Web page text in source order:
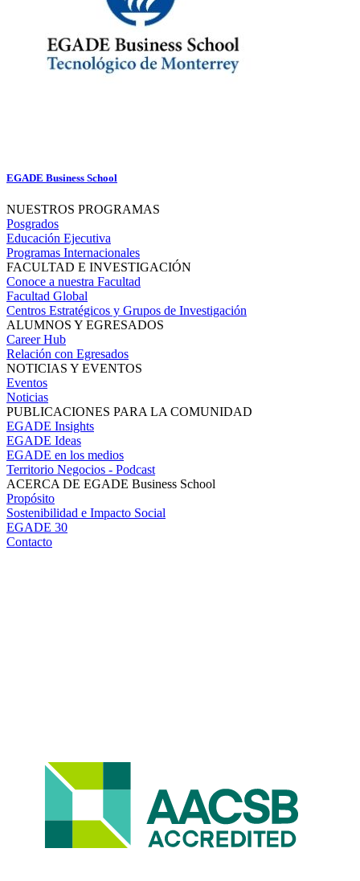
EGADE Business School
NUESTROS PROGRAMAS
Posgrados
Educación Ejecutiva
Programas Internacionales
FACULTAD E INVESTIGACIÓN
Conoce a nuestra Facultad
Facultad Global
Centros Estratégicos y Grupos de Investigación
ALUMNOS Y EGRESADOS
Career Hub
Relación con Egresados
NOTICIAS Y EVENTOS
Eventos
Noticias
PUBLICACIONES PARA LA COMUNIDAD
EGADE Insights
EGADE Ideas
EGADE en los medios
Territorio Negocios - Podcast
ACERCA DE EGADE Business School
Propósito
Sostenibilidad e Impacto Social
EGADE 30
Contacto